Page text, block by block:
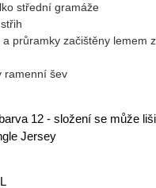
střední gramáže
a průramky začištěny lemem
ramenní šev
12 - složení se může
Jersey